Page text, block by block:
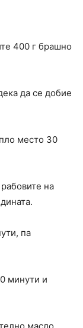
400 г брашно
да се добие
место 30
на
па
минути и